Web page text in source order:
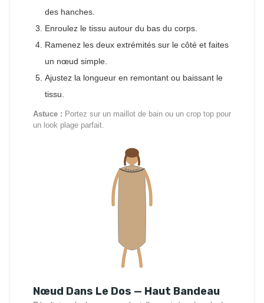
des hanches.
Enroulez le tissu autour du bas du corps.
Ramenez les deux extrémités sur le côté et faites
un nœud simple.
Ajustez la longueur en remontant ou baissant le
tissu.
Astuce : Portez sur un maillot de bain ou un crop top pour
un look plage parfait.
Nœud Dans Le Dos — Haut Bandeau